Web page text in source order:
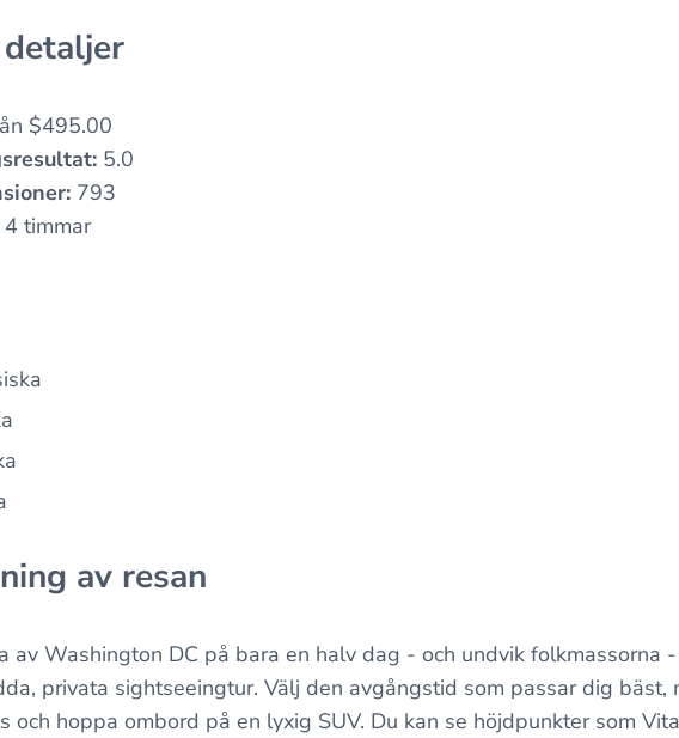
$495.00
5.0
793
4 timmar
av resan
av Washington DC på bara en halv dag - och undvik folkmassorna
privata sightseeingtur. Välj den avgångstid som passar dig bäst,
och hoppa ombord på en lyxig SUV. Du kan se höjdpunkter som